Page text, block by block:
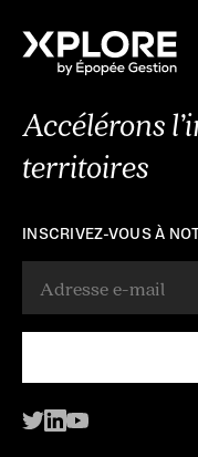
Accélérons
territoires
INSCRIVEZ-VOUS À